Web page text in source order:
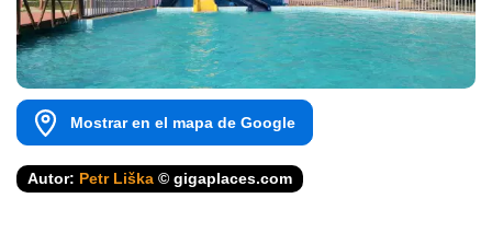
Mostrar en el mapa de Google
Autor: Petr Liška © gigaplaces.com